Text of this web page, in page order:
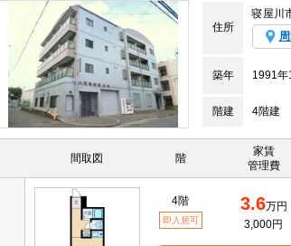
住所
寝屋川
築年 1991年
階建 4階建
間取図 階
家賃
管理費
4階
即入居可
3.6万円
3,000円